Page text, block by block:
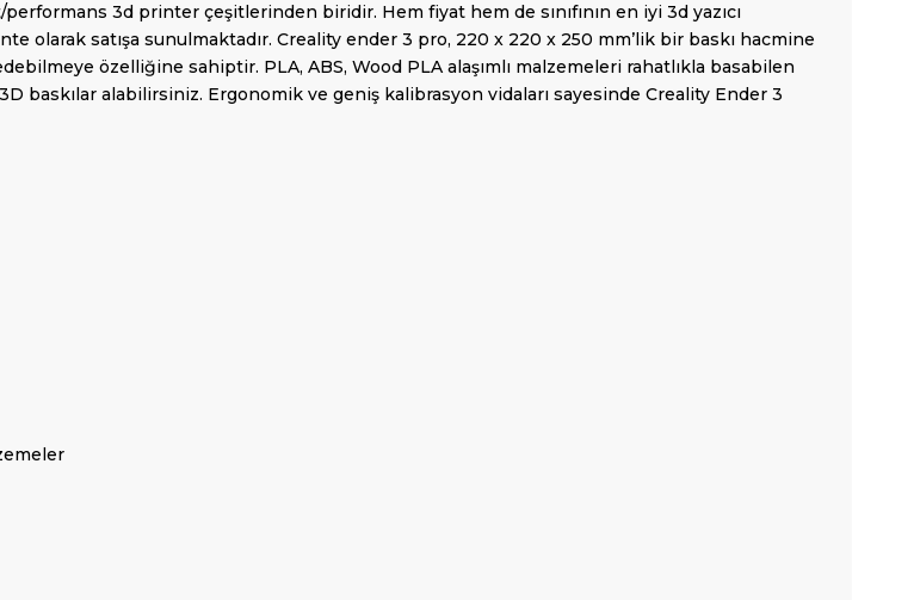
3d printer çeşitlerinden biridir. Hem fiyat hem de sınıfının en iyi 3d yazıcı
olarak satışa sunulmaktadır. Creality ender 3 pro, 220 x 220 x 250 mm’lik bir baskı hacmine
özelliğine sahiptir. PLA, ABS, Wood PLA alaşımlı malzemeleri rahatlıkla basabilen
baskılar alabilirsiniz. Ergonomik ve geniş kalibrasyon vidaları sayesinde Creality Ender 3